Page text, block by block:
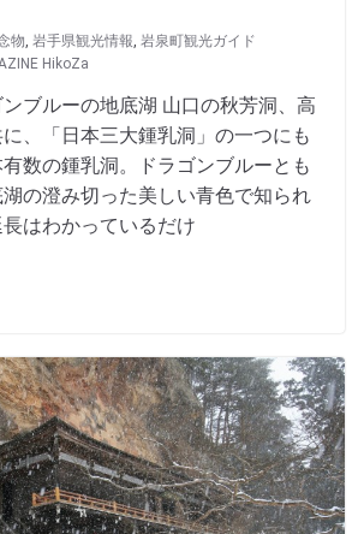
物, 岩手県観光情報, 岩泉町観光ガイド
HikoZa
ブルーの地底湖 山口の秋芳洞、高
、「日本三大鍾乳洞」の一つにも
数の鍾乳洞。ドラゴンブルーとも
の澄み切った美しい青色で知られ
はわかっているだけ